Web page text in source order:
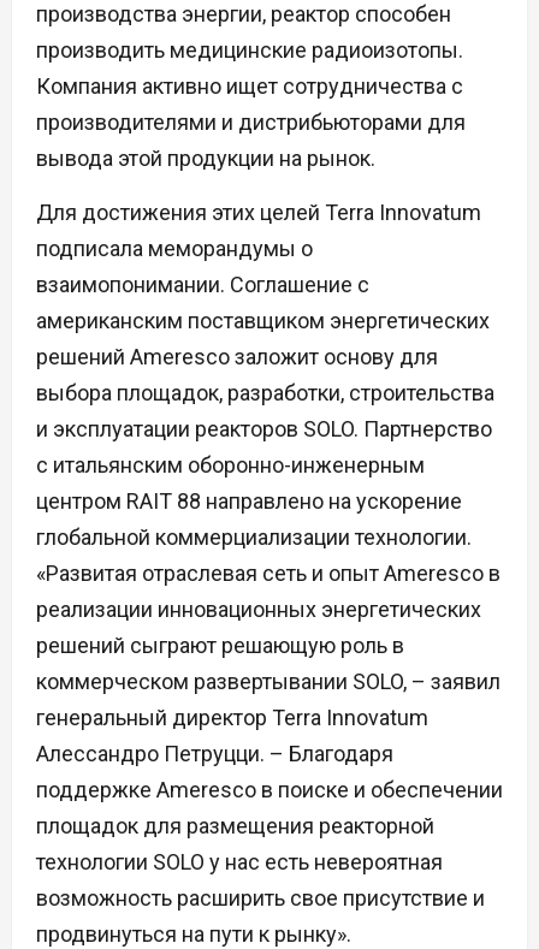
производства энергии, реактор способен
производить медицинские радиоизотопы.
Компания активно ищет сотрудничества с
производителями и дистрибьюторами для
вывода этой продукции на рынок.
Для достижения этих целей Terra Innovatum
подписала меморандумы о
взаимопонимании. Соглашение с
американским поставщиком энергетических
решений Ameresco заложит основу для
выбора площадок, разработки, строительства
и эксплуатации реакторов SOLO. Партнерство
с итальянским оборонно-инженерным
центром RAIT 88 направлено на ускорение
глобальной коммерциализации технологии.
«Развитая отраслевая сеть и опыт Ameresco в
реализации инновационных энергетических
решений сыграют решающую роль в
коммерческом развертывании SOLO, – заявил
генеральный директор Terra Innovatum
Алессандро Петруцци. – Благодаря
поддержке Ameresco в поиске и обеспечении
площадок для размещения реакторной
технологии SOLO у нас есть невероятная
возможность расширить свое присутствие и
продвинуться на пути к рынку».